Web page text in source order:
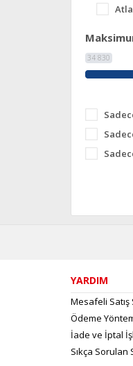
34 830
YARDIM
Mesafeli Satış
Ödeme
İade ve İptal
Sıkça Sorulan